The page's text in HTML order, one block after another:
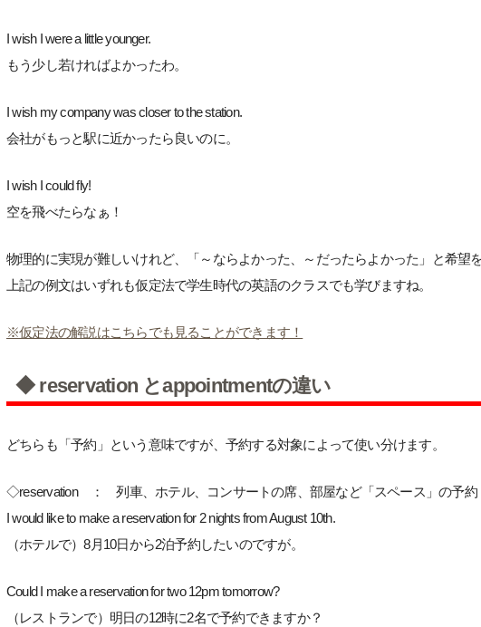
I wish I were a little younger.
もう少し若ければよかったわ。
I wish my company was closer to the station.
会社がもっと駅に近かったら良いのに。
I wish I could fly!
空を飛べたらなぁ！
物理的に実現が難しいけれど、「～ならよかった、～だったらよかった」と希望
上記の例文はいずれも仮定法で学生時代の英語のクラスでも学びますね。
※仮定法の解説はこちらでも見ることができます！
◆ reservation とappointmentの違い
どちらも「予約」という意味ですが、予約する対象によって使い分けます。
◇reservation ： 列車、ホテル、コンサートの席、部屋など「スペース」の予約
I would like to make a reservation for 2 nights from August 10th.
（ホテルで）8月10日から2泊予約したいのですが。
Could I make a reservation for two 12pm tomorrow?
（レストランで）明日の12時に2名で予約できますか？